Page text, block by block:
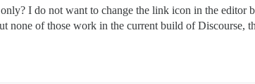
I do not want to change the link icon in the editor
none of those work in the current build of Discourse,